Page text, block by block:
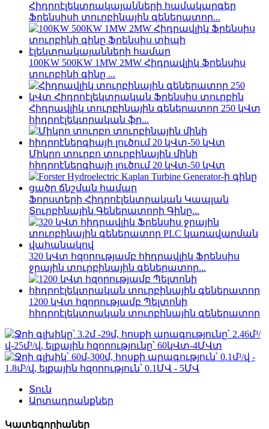
Հիդրոէլեկտրակայանների համակարգեր
Ֆրենսիսի տուրբինային գեներատոր...
100KW 500KW 1MW 2MW Հիդրավլիկ Ֆրենսիս
տուրբինի գինը ...
Հիդրավլիկ տուրբինային գեներատոր 250 կՎտ
հիդրոէլեկտրական ֆր...
Միկրո տուրբո տուրբինային մինի
հիդրոէներգիայի լուծում 20 կՎտ-50 կՎտ
Ֆորստերի Հիդրոէլեկտրական Կապլան
Տուրբինային Գեներատորի Գինը...
320 կՎտ հզորությամբ հիդրավլիկ Ֆրենսիս
ջրային տուրբինային գեներատոր...
1200 կՎտ հզորությամբ Պելտոնի
հիդրոէլեկտրական տուրբինային գեներատոր
Տուն
Արտադրանքներ
Կատեգորիաներ